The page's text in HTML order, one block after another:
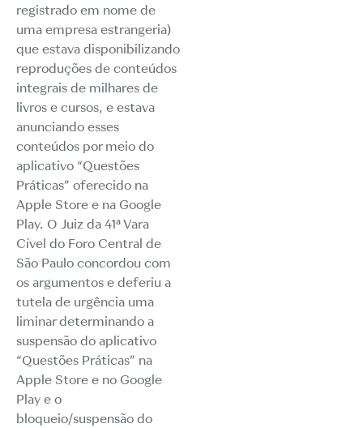
registrado em nome de
uma empresa estrangeria)
que estava disponibilizando
reproduções de conteúdos
integrais de milhares de
livros e cursos, e estava
anunciando esses
conteúdos por meio do
aplicativo “Questões
Práticas” oferecido na
Apple Store e na Google
Play. O Juiz da 41ª Vara
Cível do Foro Central de
São Paulo concordou com
os argumentos e deferiu a
tutela de urgência uma
liminar determinando a
suspensão do aplicativo
“Questões Práticas” na
Apple Store e no Google
Play e o
bloqueio/suspensão do